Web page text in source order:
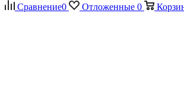
Сравнение0 Отложенные 0